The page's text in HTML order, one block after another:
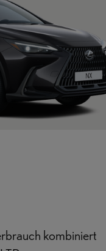
kombiniert